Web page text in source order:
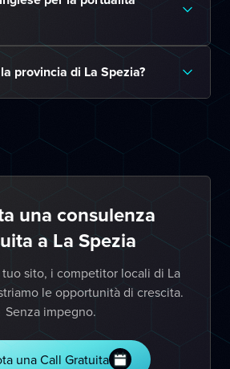
provincia di La Spezia?
una consulenza
a La Spezia
sito, i competitor locali di La
le opportunità di crescita.
Senza impegno.
una Call Gratuita